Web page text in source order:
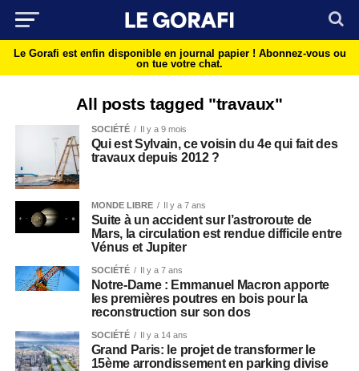
Le Gorafi est enfin disponible en journal papier ! Abonnez-vous ou
on tue votre chat.
All posts tagged "travaux"
SOCIÉTÉ Il y a 9 mois
Qui est Sylvain, ce voisin du 4e qui fait des
travaux depuis 2012 ?
MONDE LIBRE Il y a 7 ans
Suite à un accident sur l’astroroute de
Mars, la circulation est rendue difficile entre
Vénus et Jupiter
SOCIÉTÉ Il y a 7 ans
Notre-Dame : Emmanuel Macron apporte
les premières poutres en bois pour la
reconstruction sur son dos
SOCIÉTÉ Il y a 14 ans
Grand Paris: le projet de transformer le
15ème arrondissement en parking divise